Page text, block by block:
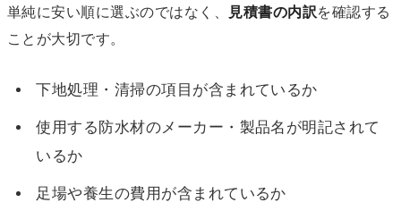
単純に安い順に選ぶのではなく、
見積書の内訳を確認する
ことが大切です。
下地処理・清掃の項目が含まれているか
使用する防水材のメーカー・製品名が明記されて
いるか
足場や養生の費用が含まれているか